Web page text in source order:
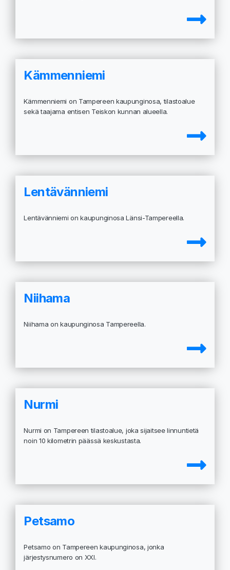
Kämmenniemi
Kämmenniemi on Tampereen kaupunginosa, tilastoalue
sekä taajama entisen Teiskon kunnan alueella.
Lentävänniemi
Lentävänniemi on kaupunginosa Länsi-Tampereella.
Niihama
Niihama on kaupunginosa Tampereella.
Nurmi
Nurmi on Tampereen tilastoalue, joka sijaitsee linnuntietä
noin 10 kilometrin päässä keskustasta.
Petsamo
Petsamo on Tampereen kaupunginosa, jonka
järjestysnumero on XXI.